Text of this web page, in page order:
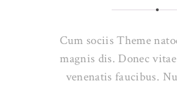
Cum sociis Theme
magnis dis. Donec
venenatis faucibus.